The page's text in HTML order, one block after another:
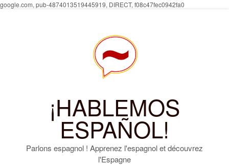
google.com, pub-4874013519445919, DIRECT, f08c47fec0942fa0
¡HABLEMOS
ESPAÑOL!
Parlons espagnol ! Apprenez l'espagnol et découvrez
l'Espagne